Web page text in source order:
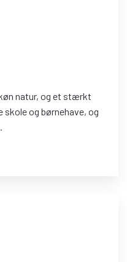
natur, og et stærkt
og børnehave, og